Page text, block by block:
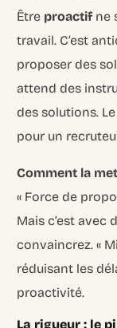
Être proactif ne
travail. C’est
proposer des
attend des
des solutions.
pour un
Comment la
« Force de
Mais c’est avec
convaincrez. «
réduisant les
proactivité.
La rigueur : le